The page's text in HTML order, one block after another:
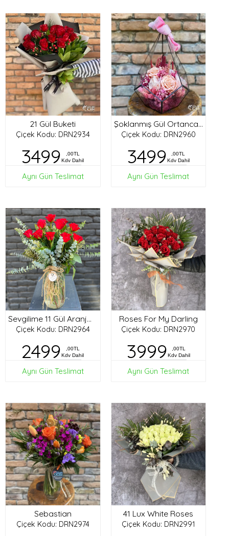
21 Gül Buketi
Çiçek Kodu: DRN2934
3499
,00TL
Kdv Dahil
Aynı Gün Teslimat
Şoklanmış Gül Ortanca Tasarım
Çiçek Kodu: DRN2960
3499
,00TL
Kdv Dahil
Aynı Gün Teslimat
Sevgilime 11 Gül Aranjman
Çiçek Kodu: DRN2964
2499
,00TL
Kdv Dahil
Aynı Gün Teslimat
Roses For My Darling
Çiçek Kodu: DRN2970
3999
,00TL
Kdv Dahil
Aynı Gün Teslimat
Sebastian
Çiçek Kodu: DRN2974
41 Lux White Roses
Çiçek Kodu: DRN2991